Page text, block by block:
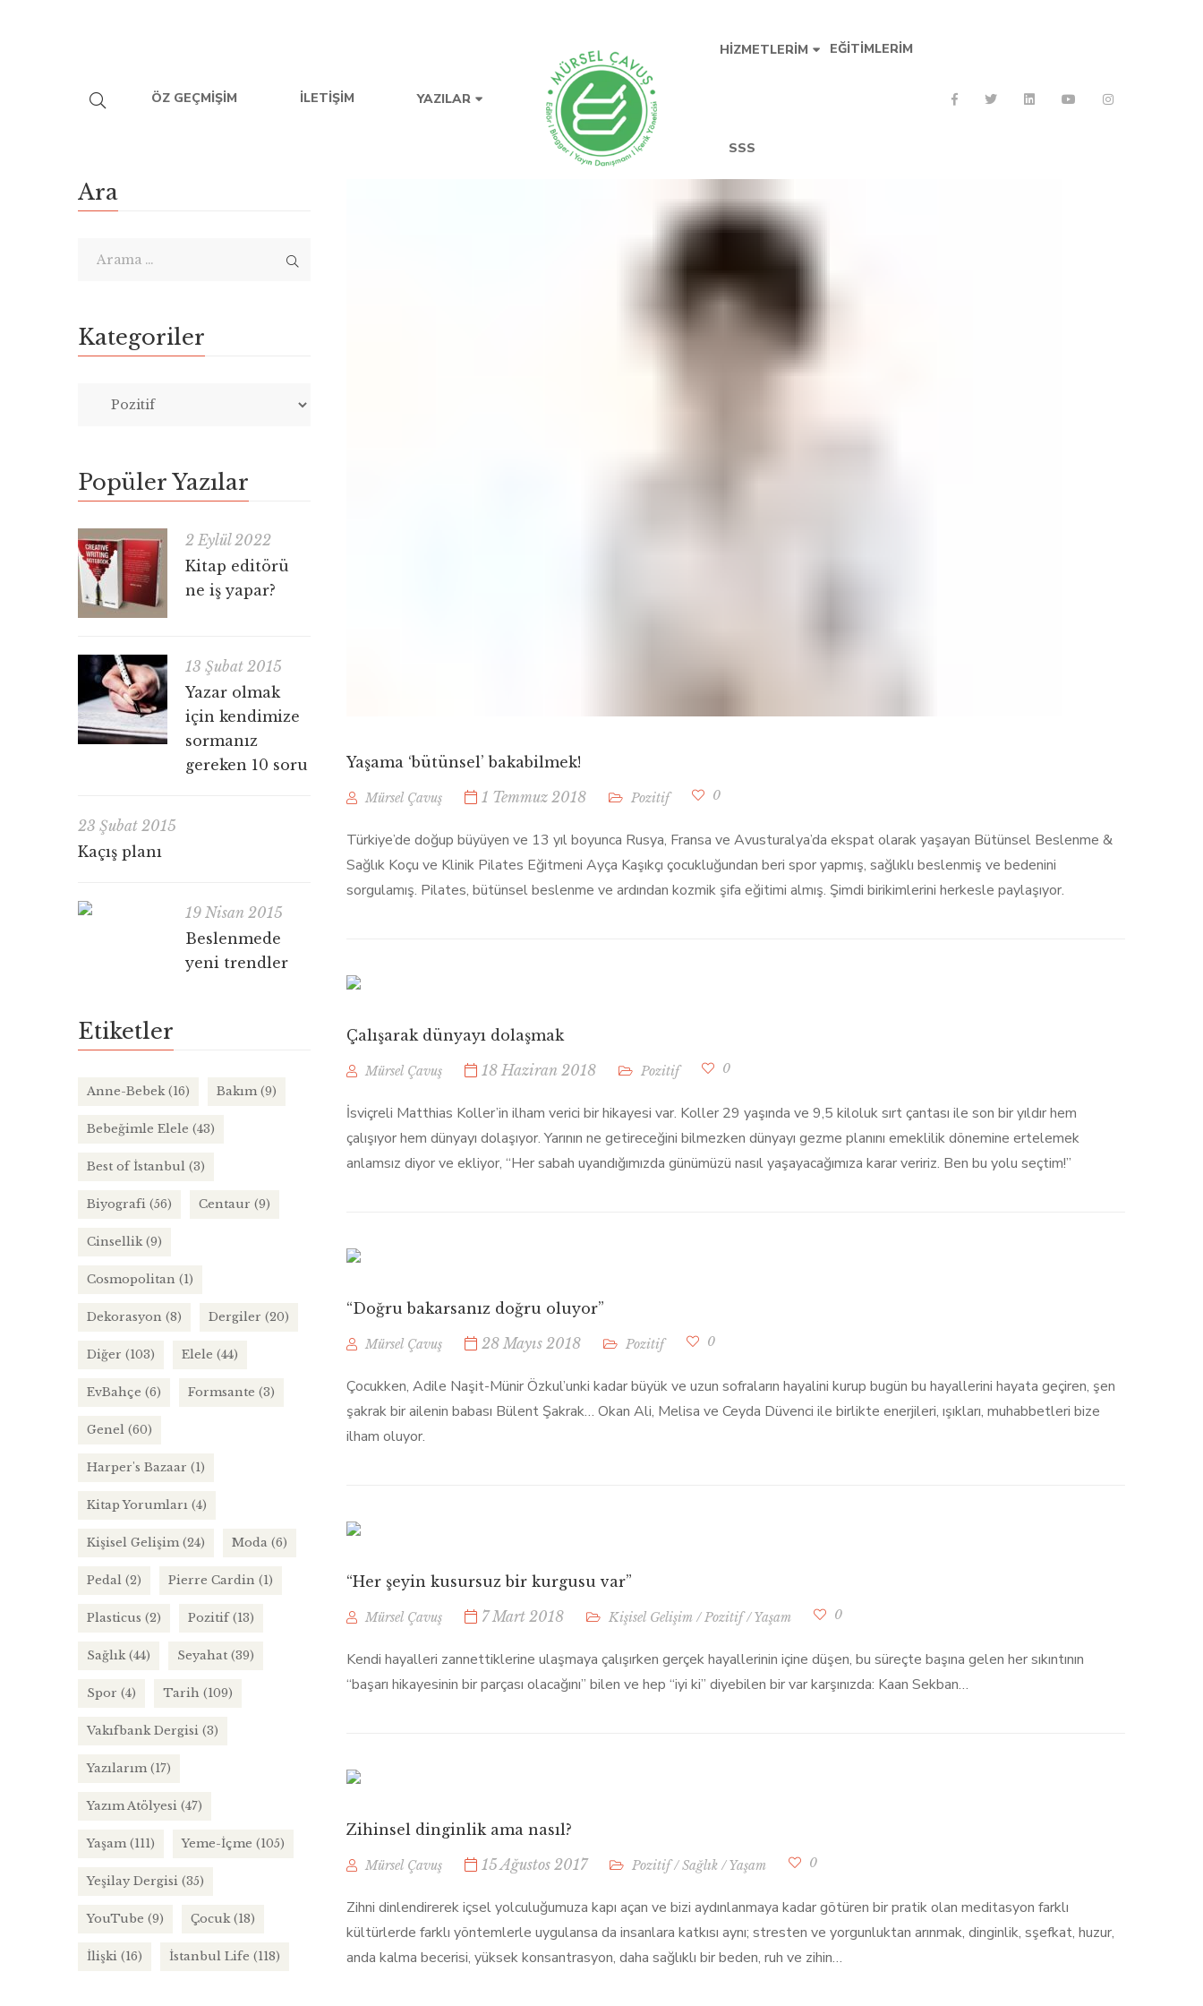
ÖZ GEÇMIŞIM İLETIŞIM YAZILAR
HIZMETLERIM EĞITIMLERIM
SSS
Yaşama ‘bütünsel’ bakabilmek!
Mürsel Çavuş 1 Temmuz 2018 Pozitif 0
Türkiye’de doğup büyüyen ve 13 yıl boyunca Rusya, Fransa ve Avusturalya’da ekspat olarak yaşayan Bütünsel Beslenme &
Sağlık Koçu ve Klinik Pilates Eğitmeni Ayça Kaşıkçı çocukluğundan beri spor yapmış, sağlıklı beslenmiş ve bedenini
sorgulamış. Pilates, bütünsel beslenme ve ardından kozmik şifa eğitimi almış. Şimdi birikimlerini herkesle paylaşıyor.
Çalışarak dünyayı dolaşmak
Mürsel Çavuş 18 Haziran 2018 Pozitif 0
İsviçreli Matthias Koller’in ilham verici bir hikayesi var. Koller 29 yaşında ve 9,5 kiloluk sırt çantası ile son bir yıldır hem
çalışıyor hem dünyayı dolaşıyor. Yarının ne getireceğini bilmezken dünyayı gezme planını emeklilik dönemine ertelemek
anlamsız diyor ve ekliyor, “Her sabah uyandığımızda günümüzü nasıl yaşayacağımıza karar veririz. Ben bu yolu seçtim!”
“Doğru bakarsanız doğru oluyor”
Mürsel Çavuş 28 Mayıs 2018 Pozitif 0
Çocukken, Adile Naşit-Münir Özkul’unki kadar büyük ve uzun sofraların hayalini kurup bugün bu hayallerini hayata geçiren, şen
şakrak bir ailenin babası Bülent Şakrak… Okan Ali, Melisa ve Ceyda Düvenci ile birlikte enerjileri, ışıkları, muhabbetleri bize
ilham oluyor.
“Her şeyin kusursuz bir kurgusu var”
Mürsel Çavuş 7 Mart 2018 Kişisel Gelişim / Pozitif/Yaşam 0
Kendi hayalleri zannettiklerine ulaşmaya çalışırken gerçek hayallerinin içine düşen, bu süreçte başına gelen her sıkıntının
“başarı hikayesinin bir parçası olacağını” bilen ve hep “iyi ki” diyebilen bir var karşınızda: Kaan Sekban…
Zihinsel dinginlik ama nasıl?
Mürsel Çavuş 15 Ağustos 2017 Pozitif/Sağlık /Yaşam 0
Zihni dinlendirerek içsel yolculuğumuza kapı açan ve bizi aydınlanmaya kadar götüren bir pratik olan meditasyon farklı
kültürlerde farklı yöntemlerle uygulansa da insanlara katkısı aynı; stresten ve yorgunluktan arınmak, dinginlik, sşefkat, huzur,
anda kalma becerisi, yüksek konsantrasyon, daha sağlıklı bir beden, ruh ve zihin…
Ara
Kategoriler
Popüler Yazılar
2 Eylül 2022
Kitap editörü
ne iş yapar?
13 Şubat 2015
Yazar olmak
için kendimize
sormanız
gereken 10 soru
23 Şubat 2015
Kaçış planı
19 Nisan 2015
Beslenmede
yeni trendler
Etiketler
Anne-Bebek(16) Bakım (9)
Bebeğimle Elele (43)
Best of İstanbul (3)
Biyografi (56) Centaur (9)
Cinsellik(9)
Cosmopolitan (1)
Dekorasyon (8) Dergiler (20)
Diğer (103) Elele (44)
EvBahçe (6) Formsante (3)
Genel (60)
Harper's Bazaar (1)
Kitap Yorumları (4)
Kişisel Gelişim (24) Moda (6)
Pedal (2) Pierre Cardin (1)
Plasticus (2) Pozitif(13)
Sağlık(44) Seyahat (39)
Spor (4) Tarih (109)
Vakıfbank Dergisi (3)
Yazılarım (17)
Yazım Atölyesi (47)
Yaşam (111) Yeme-İçme (105)
Yeşilay Dergisi (35)
YouTube (9) Çocuk(18)
İlişki (16) İstanbul Life (118)